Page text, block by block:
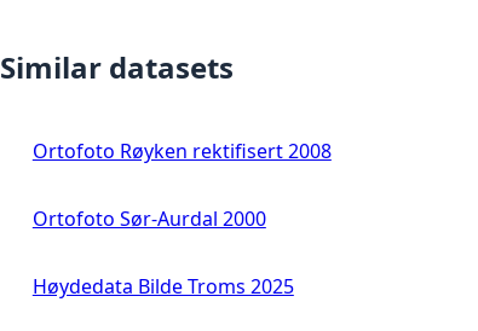
Similar datasets
Ortofoto Røyken rektifisert 2008
Ortofoto Sør-Aurdal 2000
Høydedata Bilde Troms 2025